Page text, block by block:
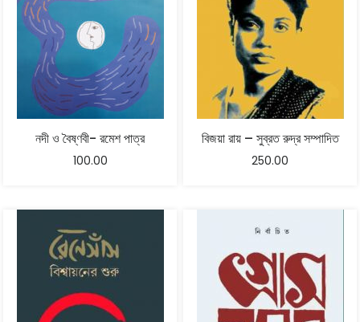
নদী ও বৈষ্ণবী- রমেশ পাত্র
100.00
বিজয়া রায় – সুব্রত রুদ্র সম্পাদিত
250.00